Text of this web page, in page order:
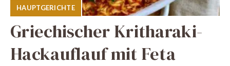
HAUPTGERICHTE
Griechischer Kritharaki-
Hackauflauf mit Feta